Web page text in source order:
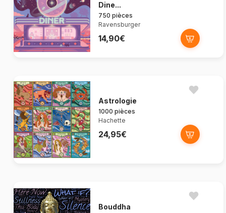
Dine...
750 pièces
Ravensburger
14,90€
Astrologie
1000 pièces
Hachette
24,95€
Bouddha